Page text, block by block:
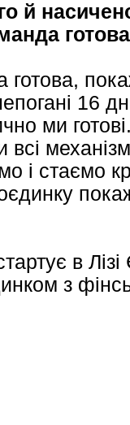
й
готова,
16
ми
і стаємо
в
з